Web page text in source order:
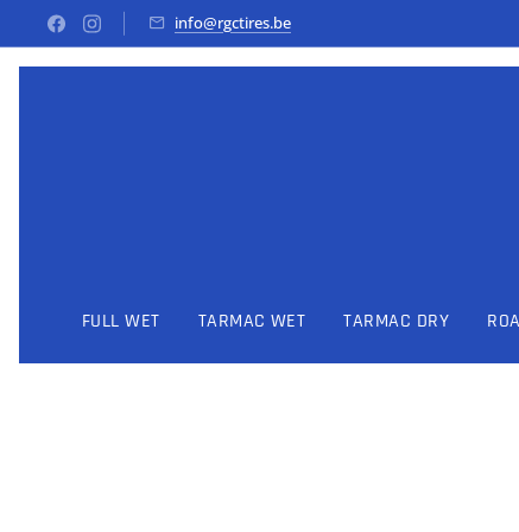
info@rgctires.be
FULL WET TARMAC WET TARMAC DRY